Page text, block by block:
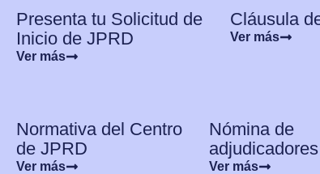
Presenta tu Solicitud de
Inicio de JPRD
Ver más
Cláusula
Ver más
Normativa del Centro
de JPRD
Ver más
Nómina de
adjudicadores
Ver más